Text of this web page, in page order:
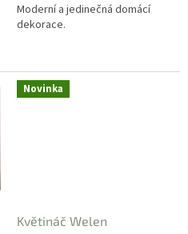
5
hvězdiček.
Moderní a jedinečná domácí
dekorace.
Novinka
Květináč Welen